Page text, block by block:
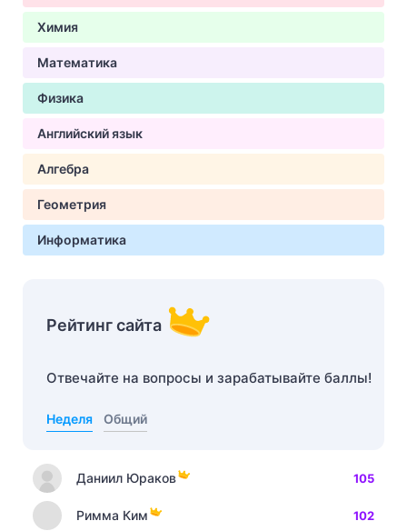
Химия
Математика
Физика
Английский язык
Алгебра
Геометрия
Информатика
Рейтинг сайта
Отвечайте на вопросы и зарабатывайте баллы!
Неделя Общий
Даниил Юраков 105
Римма Ким 102